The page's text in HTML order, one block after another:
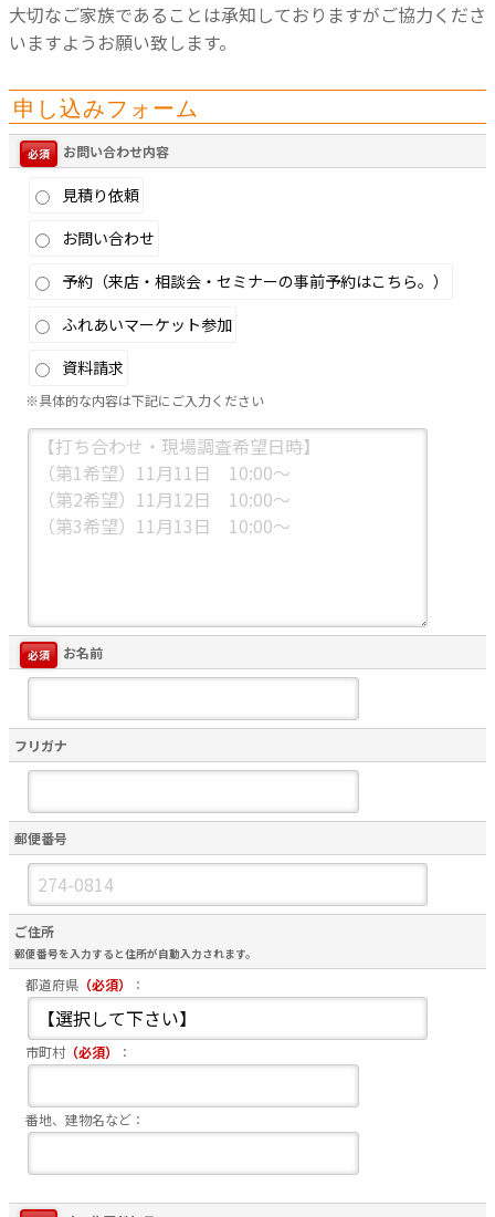
大切なご家族であることは承知しておりますがご協力くださ
いますようお願い致します。
申し込みフォーム
お問い合わせ内容
必須
見積り依頼
お問い合わせ
予約（来店・相談会・セミナーの事前予約はこちら。）
ふれあいマーケット参加
資料請求
※具体的な内容は下記にご入力ください
お名前
必須
フリガナ
郵便番号
ご住所
郵便番号を入力すると住所が自動入力されます。
都道府県 （必須） ：
市町村（必須） ：
番地、建物名など：